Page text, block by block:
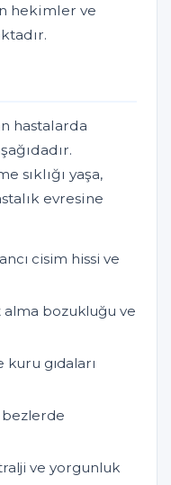
hekimler ve
hastalarda
sıklığı yaşa,
evresine
cisim hissi ve
alma bozukluğu ve
gıdaları
ve yorgunluk